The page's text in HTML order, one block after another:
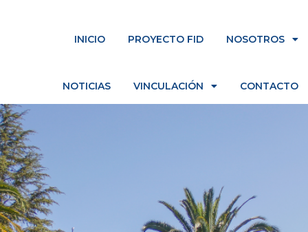
INICIO PROYECTO FID NOSOTROS
NOTICIAS VINCULACIÓN CONTACTO